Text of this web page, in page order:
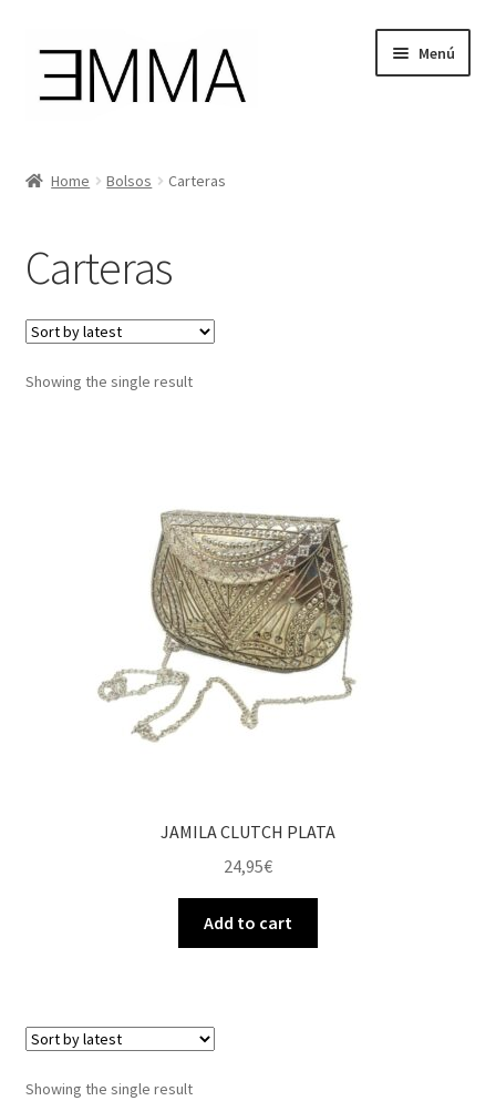
contenido
Menú
Cesta de la compra
Instagram
Facebook
Home Bolsos Carteras
Carteras
Showing the single result
JAMILA CLUTCH PLATA
24,95€
Add to cart
Showing the single result